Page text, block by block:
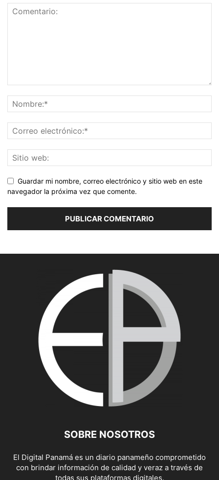
Guardar mi nombre, correo electrónico y sitio web en este
navegador la próxima vez que comente.
SOBRE NOSOTROS
El Digital Panamá es un diario panameño comprometido
con brindar información de calidad y veraz a través de
todas sus plataformas digitales.